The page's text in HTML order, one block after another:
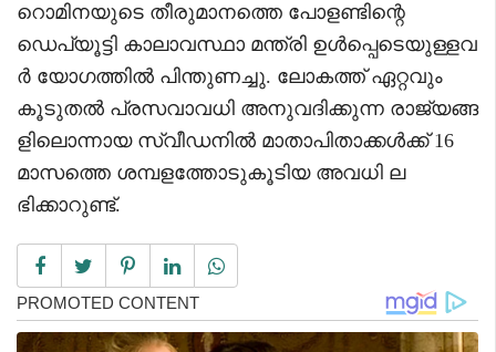
റൊമിനയുടെ തീരുമാനത്തെ പോളണ്ടിന്റെ
ഡെപ്യൂട്ടി കാലാവസ്ഥാ മന്ത്രി ഉൾപ്പെടെയുള്ളവ
ർ യോഗത്തിൽ പിന്തുണച്ചു. ലോകത്ത് ഏറ്റവും
കൂടുതൽ പ്രസവാവധി അനുവദിക്കുന്ന രാജ്യങ്ങ
ളിലൊന്നായ സ്വീഡനിൽ മാതാപിതാക്കൾക്ക് 16
മാസത്തെ ശമ്പളത്തോടുകൂടിയ അവധി ല
ഭിക്കാറുണ്ട്.